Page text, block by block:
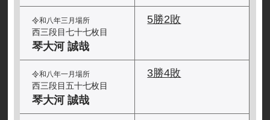
令和八年三月場所
西三段目七十七枚目
琴大河 誠哉
5勝2敗
令和八年一月場所
西三段目五十七枚目
琴大河 誠哉
3勝4敗